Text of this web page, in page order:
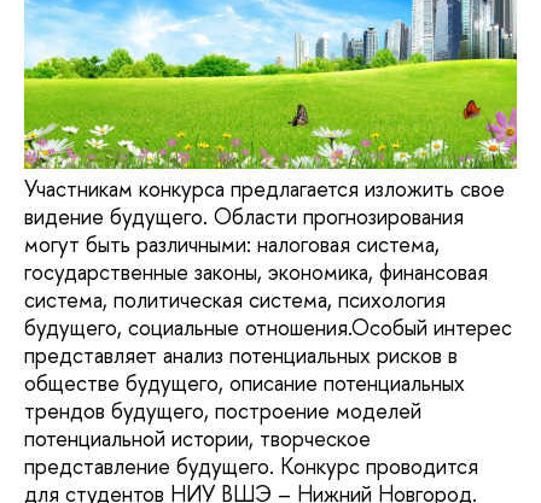
Участникам конкурса предлагается изложить свое
видение будущего. Области прогнозирования
могут быть различными: налоговая система,
государственные законы, экономика, финансовая
система, политическая система, психология
будущего, социальные отношения.Особый интерес
представляет анализ потенциальных рисков в
обществе будущего, описание потенциальных
трендов будущего, построение моделей
потенциальной истории, творческое
представление будущего. Конкурс проводится
для студентов НИУ ВШЭ – Нижний Новгород.